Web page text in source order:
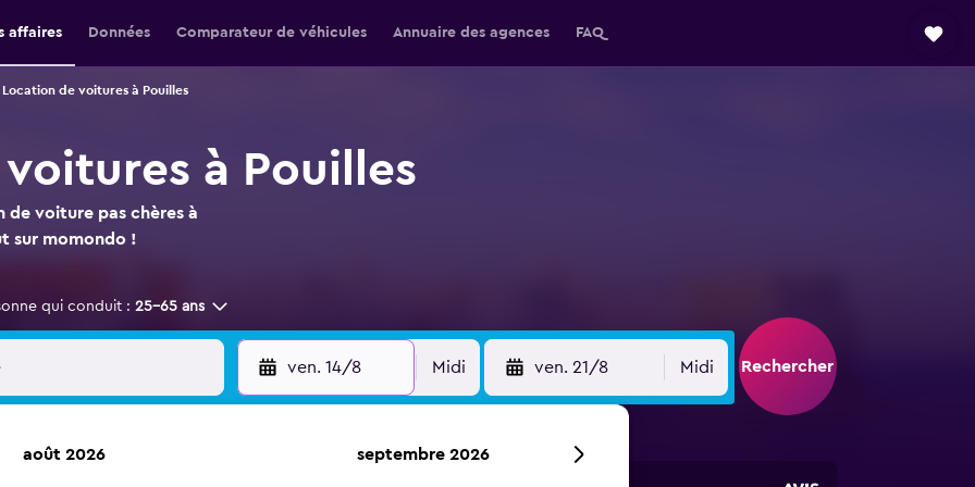
affaires Données Comparateur de véhicules Annuaire des agences FAQ
Location de voitures à Pouilles
à Pouilles
de voiture pas chères à
sur momondo !
qui conduit : 25-65 ans
ven. 14/8 Midi ven. 21/8 Midi Rechercher
août 2026 septembre 2026